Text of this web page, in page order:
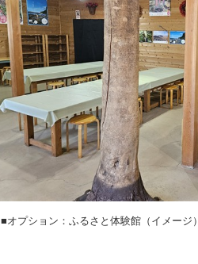
■オプション：ふるさと体験館（イメージ）